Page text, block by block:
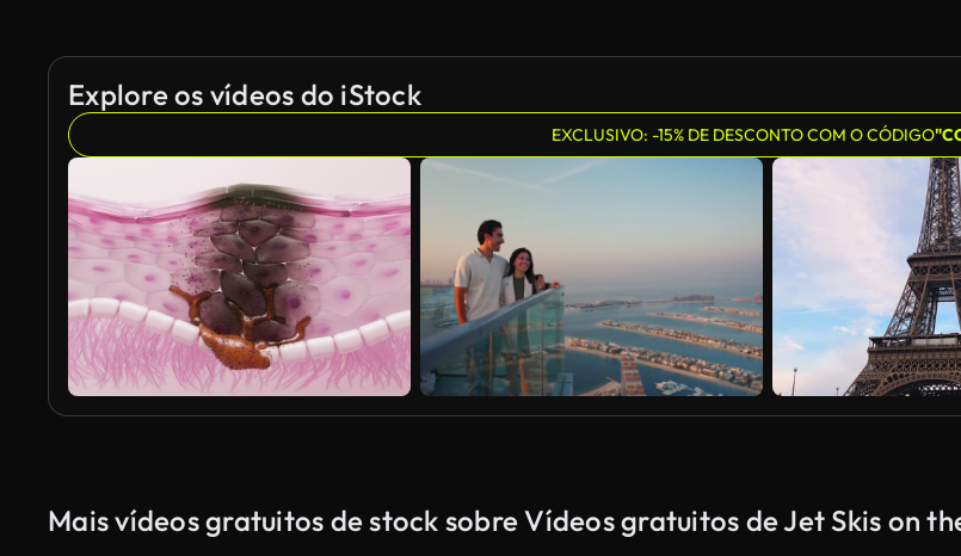
Explore os vídeos do iStock
EXCLUSIVO: -15% DE DESCONTO COM O CÓDIGO
Mais vídeos gratuitos de stock sobre Vídeos gratuitos de Jet Skis on